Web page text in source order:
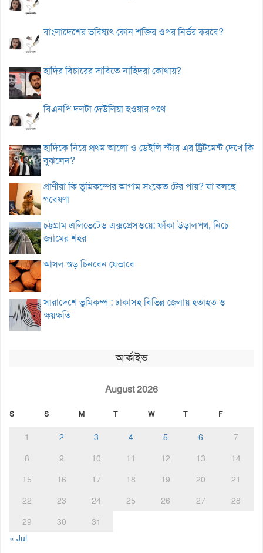
বাংলাদেশের ভবিষ্যৎ কোন শক্তির ওপর নির্ভর করবে?
হাদির বিচারের দাবিতে নাহিদরা কোথায়?
বিএনপি দলটা দেউলিয়া হওয়ার পথে
হাদিকে নিয়ে প্রথম আলো ও ডেইলি স্টার এর ট্রিটমেন্ট দেখে কি
বুঝলেন?
প্রাণীরা কি ভূমিকম্পের আগাম সংকেত টের পায়? যা বলছে
গবেষণা
চট্টগ্রাম এলিভেটেড এক্সপ্রেসওয়ে: ফাঁকা উড়ালপথ, নিচে
জ্যামের শহর
আসল গুড় চিনবেন যেভাবে
সারাদেশে ভূমিকম্প : ঢাকাসহ বিভিন্ন জেলায় হতাহত ও
ক্ষয়ক্ষতি
আর্কাইভ
August 2026
S S M T W T F
1 2 3 4 5 6
7
8
9 10 11 12 13
14
15
16 17 18 19 20
21
22
23 24 25 26 27
28
29
30
31
« Jul